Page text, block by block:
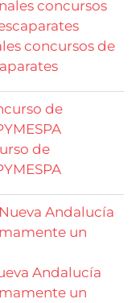
concursos de
de
Andalucía
un